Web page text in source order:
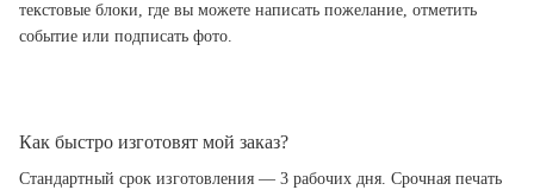
текстовые блоки, где вы можете написать пожелание, отметить
событие или подписать фото.
Как быстро изготовят мой заказ?
Стандартный срок изготовления — 3 рабочих дня. Срочная печать